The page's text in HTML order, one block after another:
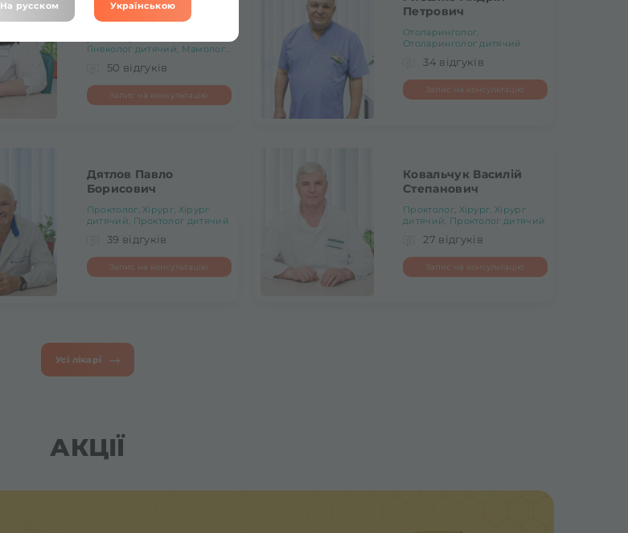
Михайлівна
Гінеколог дитячий, Мамолог...
50 відгуків
Запис на консультацію
Петрович
Отоларинголог,
Отоларинголог дитячий
34 відгуків
Запис на консультацію
Дятлов Павло
Борисович
Проктолог, Хірург, Хірург
дитячий, Проктолог дитячий
39 відгуків
Запис на консультацію
Ковальчук Василій
Степанович
Проктолог, Хірург, Хірург
дитячий, Проктолог дитячий
27 відгуків
Запис на консультацію
Усі лікарі
АКЦІЇ
На русском Українською